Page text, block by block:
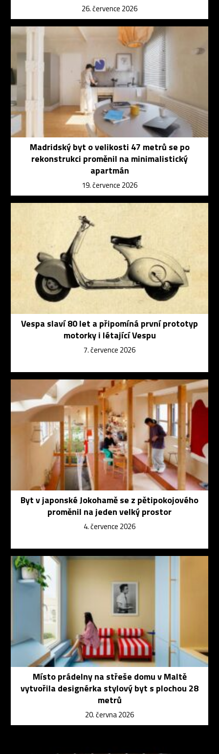
26. července 2026
Madridský byt o velikosti 47 metrů se po
rekonstrukci proměnil na minimalistický
apartmán
19. července 2026
Vespa slaví 80 let a připomíná první prototyp
motorky i létající Vespu
7. července 2026
Byt v japonské Jokohamě se z pětipokojového
proměnil na jeden velký prostor
4. července 2026
Místo prádelny na střeše domu v Maltě
vytvořila designérka stylový byt s plochou 28
metrů
20. června 2026